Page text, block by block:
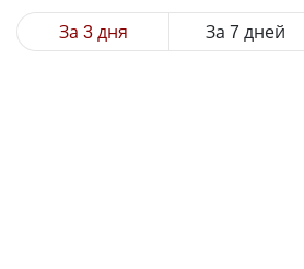
За 3 дня За 7 дней